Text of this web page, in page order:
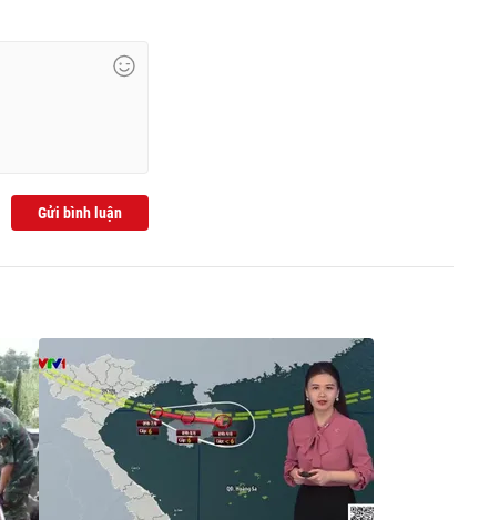
Gửi bình luận